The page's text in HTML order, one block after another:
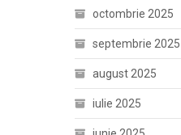
octombrie 2025
septembrie 2025
august 2025
iulie 2025